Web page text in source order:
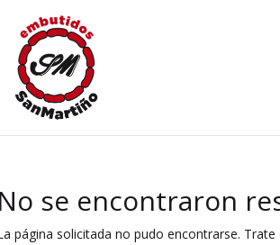
No se encontraron
página solicitada no pudo encontrarse.